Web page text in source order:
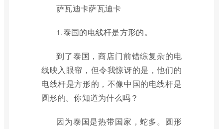
萨瓦迪卡萨瓦迪卡
1.泰国的电线杆是方形的。
到了泰国，商店门前错综复杂的电
线映入眼帘，但令我惊讶的是，他们的
电线杆是方形的，不像中国的电线杆是
圆形的。你知道为什么吗？
因为泰国是热带国家，蛇多。圆形